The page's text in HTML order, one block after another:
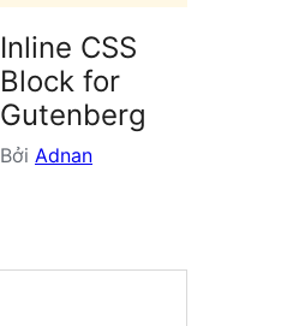
Inline CSS
Block for
Gutenberg
Bởi Adnan